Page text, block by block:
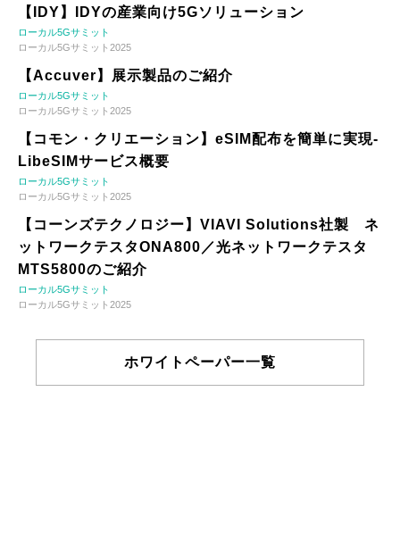
【IDY】IDYの産業向け5Gソリューション
ローカル5Gサミット
ローカル5Gサミット2025
【Accuver】展示製品のご紹介
ローカル5Gサミット
ローカル5Gサミット2025
【コモン・クリエーション】eSIM配布を簡単に実現-
LibeSIMサービス概要
ローカル5Gサミット
ローカル5Gサミット2025
【コーンズテクノロジー】VIAVI Solutions社製 ネ
ットワークテスタONA800／光ネットワークテスタ
MTS5800のご紹介
ローカル5Gサミット
ローカル5Gサミット2025
ホワイトペーパー一覧